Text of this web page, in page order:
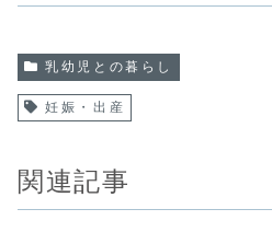
乳幼児との暮らし
妊娠・出産
関連記事